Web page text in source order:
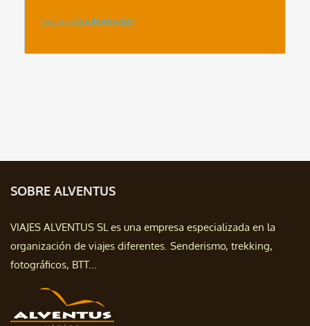
SOBRE ALVENTUS
VIAJES ALVENTUS SL es una empresa especializada en la
organización de viajes diferentes. Senderismo, trekking,
fotográficos, BTT...